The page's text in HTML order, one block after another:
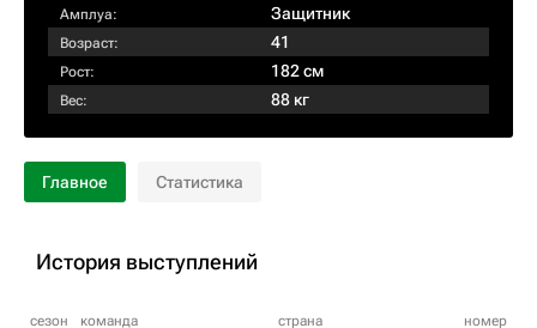
Амплуа: Защитник
Возраст: 41
Рост: 182 см
Вес: 88 кг
Главное Статистика
История выступлений
сезон команда страна номер